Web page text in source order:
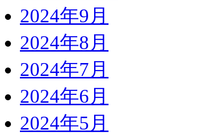
2024年9月
2024年8月
2024年7月
2024年6月
2024年5月